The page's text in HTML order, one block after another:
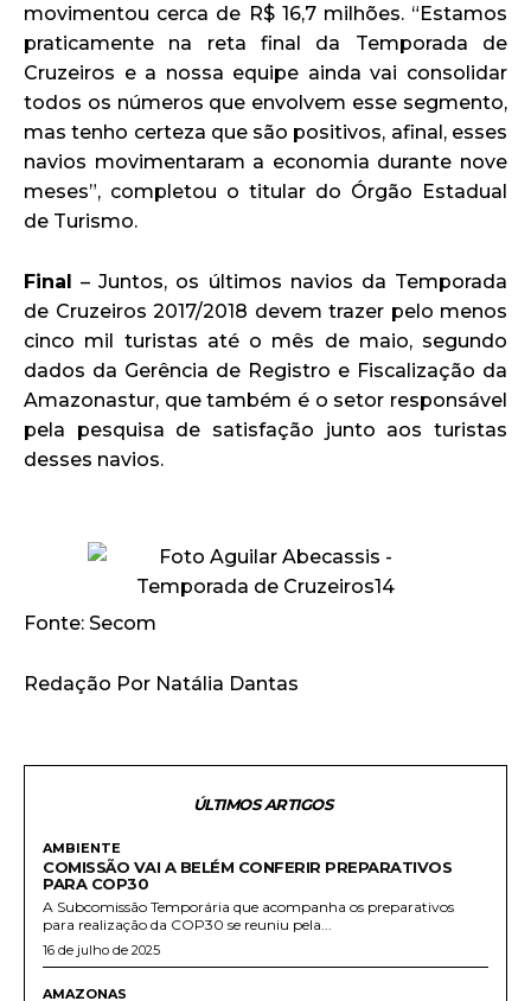
movimentou cerca de R$ 16,7 milhões. “Estamos
praticamente na reta final da Temporada de
Cruzeiros e a nossa equipe ainda vai consolidar
todos os números que envolvem esse segmento,
mas tenho certeza que são positivos, afinal, esses
navios movimentaram a economia durante nove
meses”, completou o titular do Órgão Estadual
de Turismo.
Final – Juntos, os últimos navios da Temporada
de Cruzeiros 2017/2018 devem trazer pelo menos
cinco mil turistas até o mês de maio, segundo
dados da Gerência de Registro e Fiscalização da
Amazonastur, que também é o setor responsável
pela pesquisa de satisfação junto aos turistas
desses navios.
Fonte: Secom
Redação Por Natália Dantas
ÚLTIMOS ARTIGOS
AMBIENTE
COMISSÃO VAI A BELÉM CONFERIR PREPARATIVOS
PARA COP30
A Subcomissão Temporária que acompanha os preparativos
para realização da COP30 se reuniu pela...
16 de julho de 2025
AMAZONAS